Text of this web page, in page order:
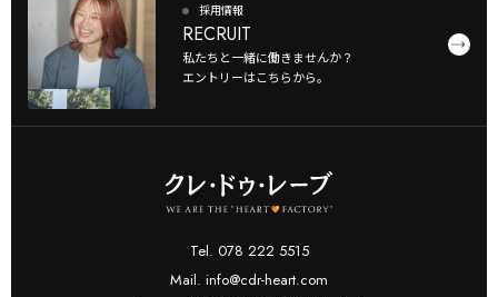
採用情報
RECRUIT
私たちと一緒に働きませんか？
エントリーはこちらから。
Tel. 078 222 5515
Mail. info@cdr-heart.com